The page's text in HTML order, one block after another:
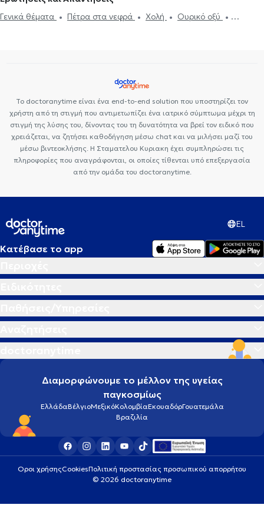
Γενικά θέματα
Πέτρα στα νεφρά Χολή
Ουρικό οξύ
Το doctoranytime είναι ένα end-to-end solution που υποστηρίζει τον
χρήστη από τη στιγμή που αντιμετωπίζει ένα ιατρικό σύμπτωμα μέχρι τη
στιγμή της λύσης του, δίνοντας του τη δυνατότητα να βρεί τον ειδικό που
χρειάζεται, να ζητήσει καθοδήγηση μέσω chat και να μιλήσει μαζί του
μέσω βιντεοκλήσης. Η Σταματελου Κυριακη έχει συμπληρώσει τις
πληροφορίες που αναγράφονται, οι οποίες τίθενται υπό επεξεργασία
από την ομάδα του doctoranytime.
EL
Κατέβασε το app
Διαμορφώνουμε το μέλλον της υγείας
παγκοσμίως
ΕλλάδαΒέλγιοΜεξικόΚολομβίαΕκουαδόρΓουατεμάλα
Βραζιλία
Οροι χρήσηςCookiesΠολιτική προστασίας προσωπικού απορρήτου
© 2026 doctoranytime